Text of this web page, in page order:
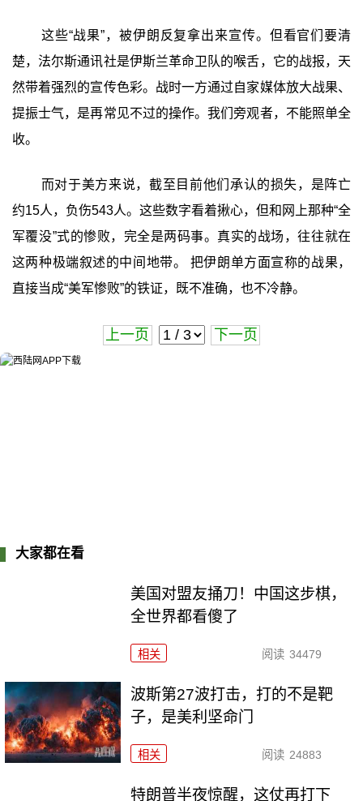
这些“战果”，被伊朗反复拿出来宣传。但看官们要清
楚，法尔斯通讯社是伊斯兰革命卫队的喉舌，它的战报，天
然带着强烈的宣传色彩。战时一方通过自家媒体放大战果、
提振士气，是再常见不过的操作。我们旁观者，不能照单全
收。
而对于美方来说，截至目前他们承认的损失，是阵亡
约15人，负伤543人。这些数字看着揪心，但和网上那种“全
军覆没”式的惨败，完全是两码事。真实的战场，往往就在
这两种极端叙述的中间地带。 把伊朗单方面宣称的战果，
直接当成“美军惨败”的铁证，既不准确，也不冷静。
上一页 下一页
大家都在看
美国对盟友捅刀！中国这步棋，
全世界都看傻了
相关 阅读 34479
波斯第27波打击，打的不是靶
子，是美利坚命门
相关 阅读 24883
特朗普半夜惊醒，这仗再打下